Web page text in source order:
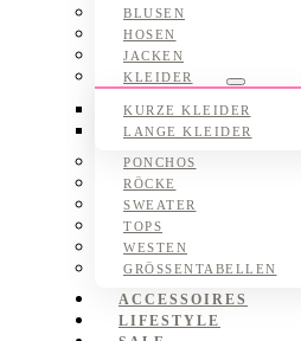
BLUSEN
HOSEN
JACKEN
KLEIDER
Submenu
KURZE KLEIDER
LANGE KLEIDER
PONCHOS
RÖCKE
SWEATER
TOPS
WESTEN
GRÖSSENTABELLEN
ACCESSOIRES
LIFESTYLE